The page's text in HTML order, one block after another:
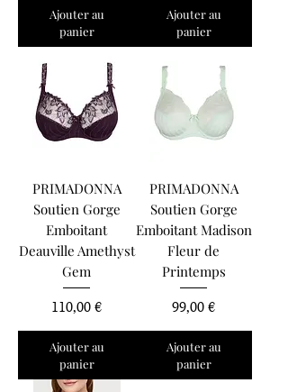
Ajouter au
panier
Ajouter au
panier
PRIMADONNA
Soutien Gorge
Emboitant
Deauville Amethyst
Gem
Prix
110,00 €
Ajouter au
panier
PRIMADONNA
Soutien Gorge
Emboitant Madison
Fleur de
Printemps
Prix
99,00 €
Ajouter au
panier